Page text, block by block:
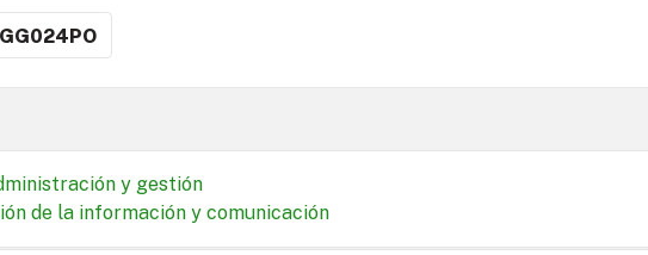
y gestión
de la información y comunicación